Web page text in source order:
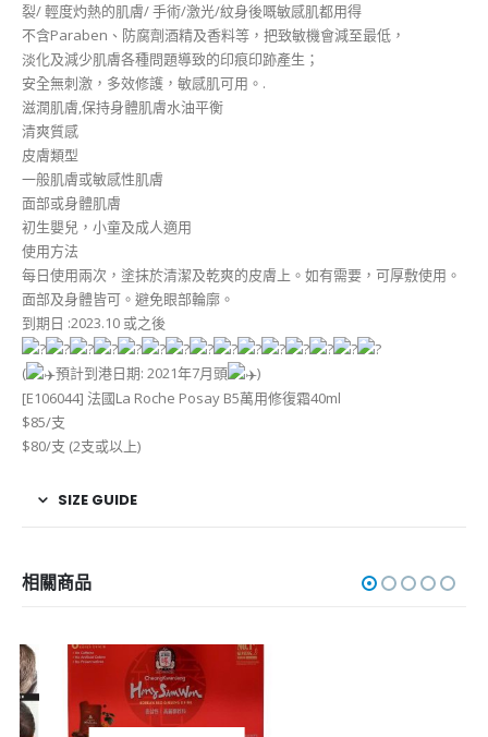
裂/ 輕度灼熱的肌膚/ 手術/激光/紋身後嘅敏感肌都用得
不含Paraben、防腐劑酒精及香料等，把致敏機會減至最低，
淡化及減少肌膚各種問題導致的印痕印跡產生；
安全無刺激，多效修護，敏感肌可用。.
滋潤肌膚,保持身體肌膚水油平衡
清爽質感
皮膚類型
一般肌膚或敏感性肌膚
面部或身體肌膚
初生嬰兒，小童及成人適用
使用方法
每日使用兩次，塗抹於清潔及乾爽的皮膚上。如有需要，可厚敷使用。
面部及身體皆可。避免眼部輪廓。
到期日 :2023.10 或之後
( 預計到港日期: 2021年7月頭
)
[E106044] 法國La Roche Posay B5萬用修復霜40ml
$85/支
$80/支 (2支或以上)
SIZE GUIDE
相關商品